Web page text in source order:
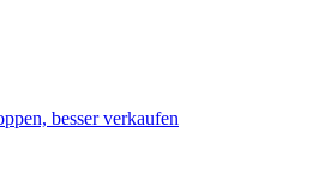
besser verkaufen